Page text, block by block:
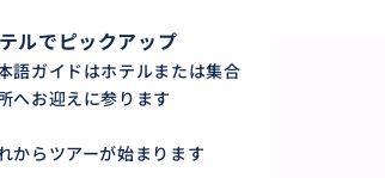
ー・チミン大統領がバーディン広場で独立
何千人もの人々を集めました。ベトナムがデ
かけての米国の爆撃で大きな被害を受け、
ルでピックアップ
語ガイドはホテルまたは集合
へお迎えに参ります
からツアーが始まります